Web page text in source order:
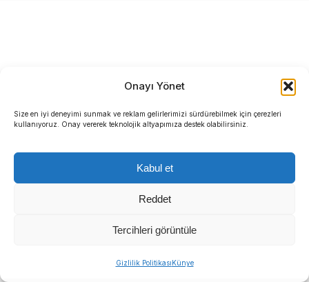
Onayı Yönet
Size en iyi deneyimi sunmak ve reklam gelirlerimizi sürdürebilmek için çerezleri
kullanıyoruz. Onay vererek teknolojik altyapımıza destek olabilirsiniz.
Kabul et
Reddet
Tercihleri görüntüle
Gizlilik PolitikasıKünye
Kurulu’nda uzun süredir görüşmeleri devam eden
Meclis iradesinden geçerek yasalaşan yeni
suça karışan çocukların adli süreçlerindeki hukuki